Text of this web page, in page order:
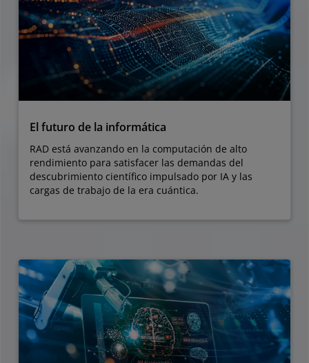
El futuro de la informática
RAD está avanzando en la computación de alto
rendimiento para satisfacer las demandas del
descubrimiento científico impulsado por IA y las
cargas de trabajo de la era cuántica.